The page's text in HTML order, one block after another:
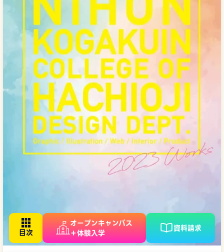
オープンキャンパス
＋体験入学
資料請求